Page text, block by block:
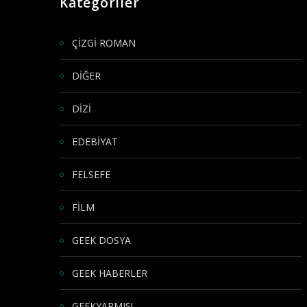
ÇİZGİ ROMAN
DİĞER
DİZİ
EDEBİYAT
FELSEFE
FİLM
GEEK DOSYA
GEEK HABERLER